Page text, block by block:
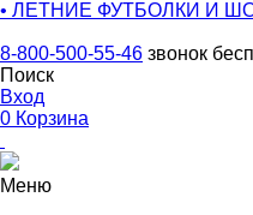
• ЛЕТНИЕ ФУТБОЛКИ И
8-800-500-55-46 звонок
Поиск
Вход
0 Корзина
Меню